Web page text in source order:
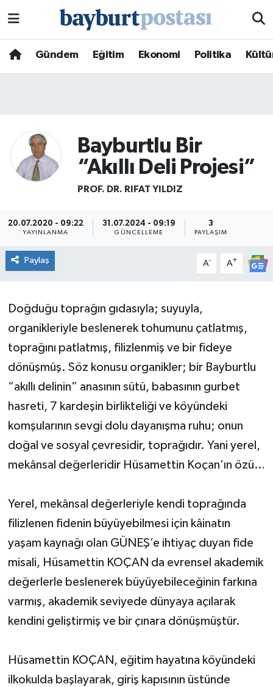
Gündem Eğitim Ekonomi Politika
Bayburtlu Bir
“Akıllı Deli Projesi”
PROF. DR. RIFAT YILDIZ
20.07.2020 - 09:22
YAYINLANMA
31.07.2024 - 09:19
GÜNCELLEME
3
PAYLAŞIM
Paylaş A- A+
Doğduğu toprağın gıdasıyla; suyuyla,
organikleriyle beslenerek tohumunu çatlatmış,
toprağını patlatmış, filizlenmiş ve bir fideye
dönüşmüş. Söz konusu organikler; bir Bayburtlu
“akıllı delinin” anasının sütü, babasının gurbet
hasreti, 7 kardeşin birlikteliği ve köyündeki
komşularının sevgi dolu dayanışma ruhu; onun
doğal ve sosyal çevresidir, toprağıdır. Yani yerel,
mekânsal değerleridir Hüsamettin Koçan’ın özü…
Yerel, mekânsal değerleriyle kendi toprağında
filizlenen fidenin büyüyebilmesi için kâinatın
yaşam kaynağı olan GÜNEŞ’e ihtiyaç duyan fide
misali, Hüsamettin KOÇAN da evrensel akademik
değerlerle beslenerek büyüyebileceğinin farkına
varmış, akademik seviyede dünyaya açılarak
kendini geliştirmiş ve bir çınara dönüşmüştür.
Hüsamettin KOÇAN, eğitim hayatına köyündeki
ilkokulda başlayarak, giriş kapısının üstünde
Trafik Durumu
Süper Lig Puan Durumu ve Fikstür
Son Dakika Haberleri
Haber Arşivi